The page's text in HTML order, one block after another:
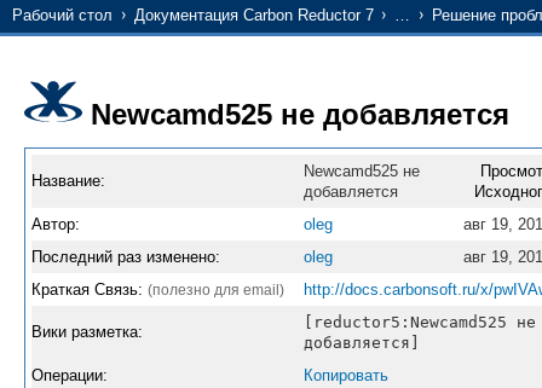
Рабочий стол Документация Carbon Reductor 7 … Решение
Newcamd525 не добавляется
Название:
Newcamd525 не
добавляется
Автор:
oleg
авг 19,
Последний раз изменено:
oleg
авг 19,
Краткая Связь: (полезно для email) http://docs.carbonsoft.ru/x/
Вики разметка:
[reductor5:Newcamd525 не
добавляется]
Операции:
Копировать